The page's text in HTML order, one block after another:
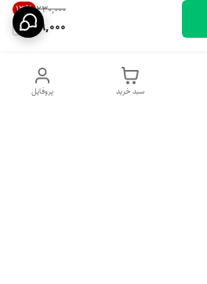
۲۳۰٬۰۰۰ 13%
199,000
پروفایل سبد خرید